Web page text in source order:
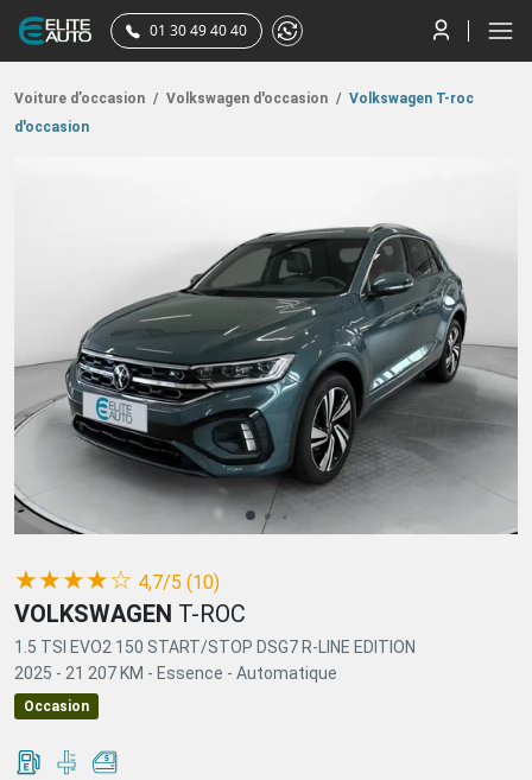
01 30 49 40 40
Voiture d’occasion / Volkswagen d'occasion / Volkswagen T-roc
d'occasion
(*)
★
(*)★
(*) ★
(*) ★
(*) ☆ 4,7/5 (10)
VOLKSWAGEN T-ROC
1.5 TSI EVO2 150 START/STOP DSG7 R-LINE EDITION
2025 - 21 207 KM - Essence - Automatique
Occasion